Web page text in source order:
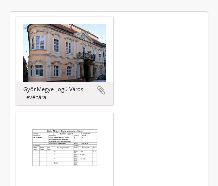
Győr Megyei Jogú Város
Levéltára